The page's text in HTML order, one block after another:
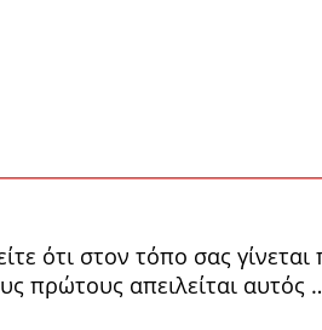
ότι στον τόπο σας
πρώτους απειλείται αυτός